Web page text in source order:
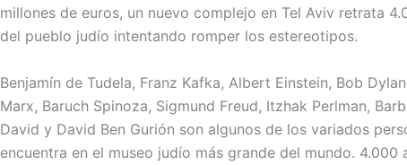
millones de euros, un nuevo complejo en Tel Aviv retrata
del pueblo judío intentando romper los estereotipos.
Benjamín de Tudela, Franz Kafka, Albert Einstein, Bob
Marx, Baruch Spinoza, Sigmund Freud, Itzhak Perlman,
David y David Ben Gurión son algunos de los variados
encuentra en el museo judío más grande del mundo. 4.000